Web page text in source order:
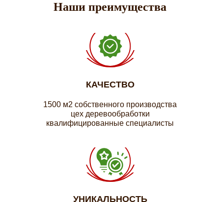
Наши преимущества
КАЧЕСТВО
1500 м2 собственного производства
цех деревообработки
квалифицированные специалисты
УНИКАЛЬНОСТЬ